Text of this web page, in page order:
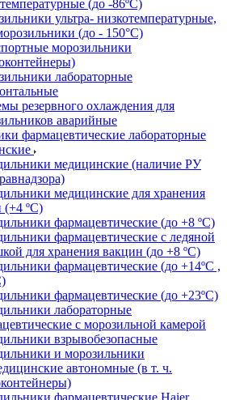
(до -86ºС)
ультра- низкотемпературные,
(до - 150°С)
морозильники
лабораторные
резервного охлаждения для
аварийные
фармацевтические лабораторные
медицинские (наличие РУ
медицинские для хранения
(+4 ºС)
фармацевтические (до +8 ºС)
фармацевтические с ледяной
для хранения вакцин (до +8 ºС)
фармацевтические (до +14ºС ,
фармацевтические (до +23ºС)
лабораторные
с морозильной камерой
взрывобезопасные
и морозильники
автономные (в т. ч.
фармацевтические Haier